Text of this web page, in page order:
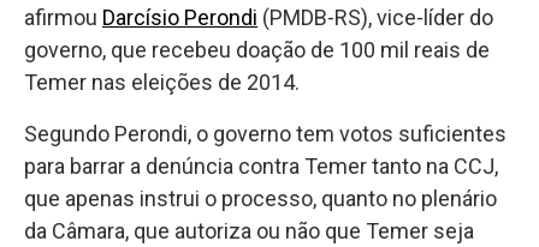
afirmou Darcísio Perondi (PMDB-RS), vice-líder do
governo, que recebeu doação de 100 mil reais de
Temer nas eleições de 2014.
Segundo Perondi, o governo tem votos suficientes
para barrar a denúncia contra Temer tanto na CCJ,
que apenas instrui o processo, quanto no plenário
da Câmara, que autoriza ou não que Temer seja